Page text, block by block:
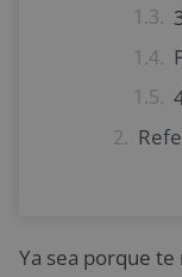
Ya sea porque